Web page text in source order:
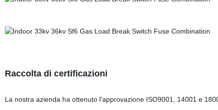
Raccolta di certificazioni
La nostra azienda ha ottenuto l'approvazione ISO9001, 14001 e